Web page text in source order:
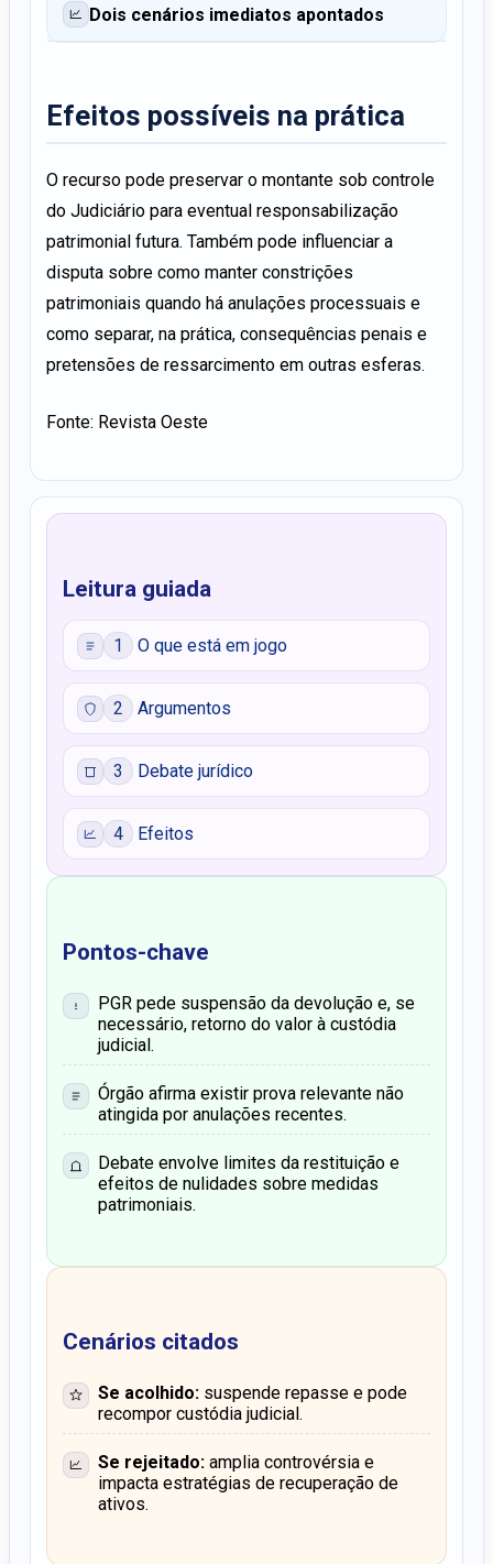
Dois cenários imediatos apontados
Efeitos possíveis na prática
O recurso pode preservar o montante sob controle
do Judiciário para eventual responsabilização
patrimonial futura. Também pode influenciar a
disputa sobre como manter constrições
patrimoniais quando há anulações processuais e
como separar, na prática, consequências penais e
pretensões de ressarcimento em outras esferas.
Fonte: Revista Oeste
Leitura guiada
1 O que está em jogo
2 Argumentos
3 Debate jurídico
4 Efeitos
Pontos-chave
PGR pede suspensão da devolução e, se
necessário, retorno do valor à custódia
judicial.
Órgão afirma existir prova relevante não
atingida por anulações recentes.
Debate envolve limites da restituição e
efeitos de nulidades sobre medidas
patrimoniais.
Cenários citados
Se acolhido: suspende repasse e pode
recompor custódia judicial.
Se rejeitado: amplia controvérsia e
impacta estratégias de recuperação de
ativos.